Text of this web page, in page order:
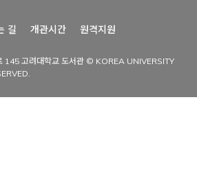
길 개관시간 원격지원
145 고려대학교 도서관 © KOREA UNIVERSITY